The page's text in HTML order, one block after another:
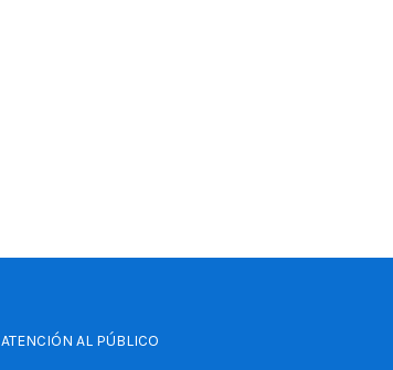
ATENCIÓN AL PÚBLICO